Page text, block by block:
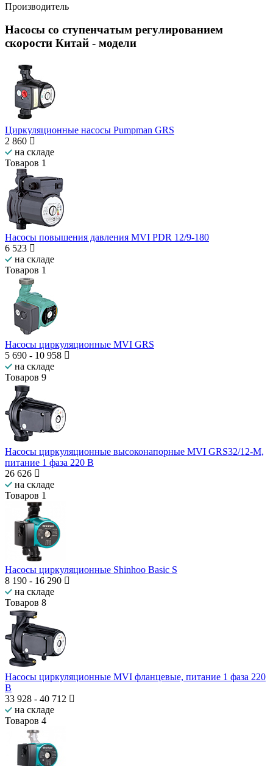
Производитель
Насосы со ступенчатым регулированием
скорости Китай - модели
Циркуляционные насосы Pumpman GRS
2 860
на складе
Товаров 1
Насосы повышения давления MVI PDR 12/9-180
6 523
на складе
Товаров 1
Насосы циркуляционные MVI GRS
5 690 - 10 958
на складе
Товаров 9
Насосы циркуляционные высоконапорные MVI GRS32/12-M,
питание 1 фаза 220 В
26 626
на складе
Товаров 1
Насосы циркуляционные Shinhoo Basic S
8 190 - 16 290
на складе
Товаров 8
Насосы циркуляционные MVI фланцевые, питание 1 фаза 220
В
33 928 - 40 712
на складе
Товаров 4